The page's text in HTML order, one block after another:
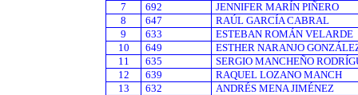
7
692
JENNIFER MARÍN PIÑERO
8
647
RAÚL GARCÍA CABRAL
9
633
ESTEBAN ROMÁN VELARDE
10
649
ESTHER NARANJO
11
635
SERGIO MANCHEÑO
12
639
RAQUEL LOZANO MANCH
13
632
ANDRÉS MENA JIMÉNEZ